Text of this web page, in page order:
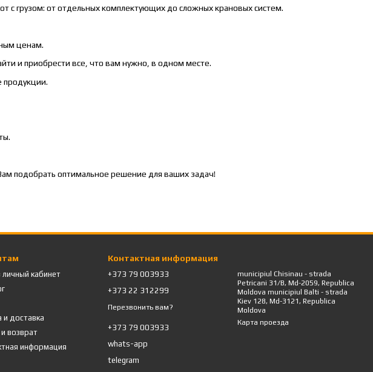
с грузом: от отдельных комплектующих до сложных крановых систем.
ценам.
и приобрести все, что вам нужно, в одном месте.
продукции.
подобрать оптимальное решение для ваших задач!
кабинет
и доставка
возврат
информация
Контактная информация
+373 79 003933
+373 22 312299
Перезвонить вам?
+373 79 003933
whats-app
telegram
municipiul Chisinau - strada
Petricani 31/B, Md-2059, Republica
Moldova municipiul Balti - strada
Kiev 128, Md-3121, Republica
Moldova
Карта проезда